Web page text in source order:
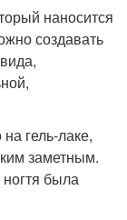
наносится
создавать
гель-лаке,
заметным.
ногтя была